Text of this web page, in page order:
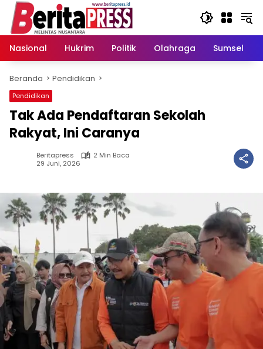
Langsung
konten
Nasional
Hukrim Politik Olahraga Sumsel
Beranda Pendidikan
Pendidikan
Tak Ada Pendaftaran Sekolah
Rakyat, Ini Caranya
Beritapress
2 Min Baca
29 Juni, 2026